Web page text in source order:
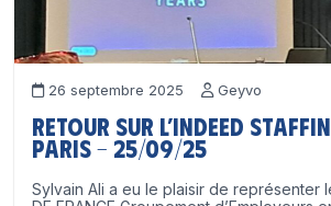
26 septembre 2025 Geyvo
Retour sur l’Indeed
Paris – 25/09/25
Sylvain Ali a eu le plaisir de représenter